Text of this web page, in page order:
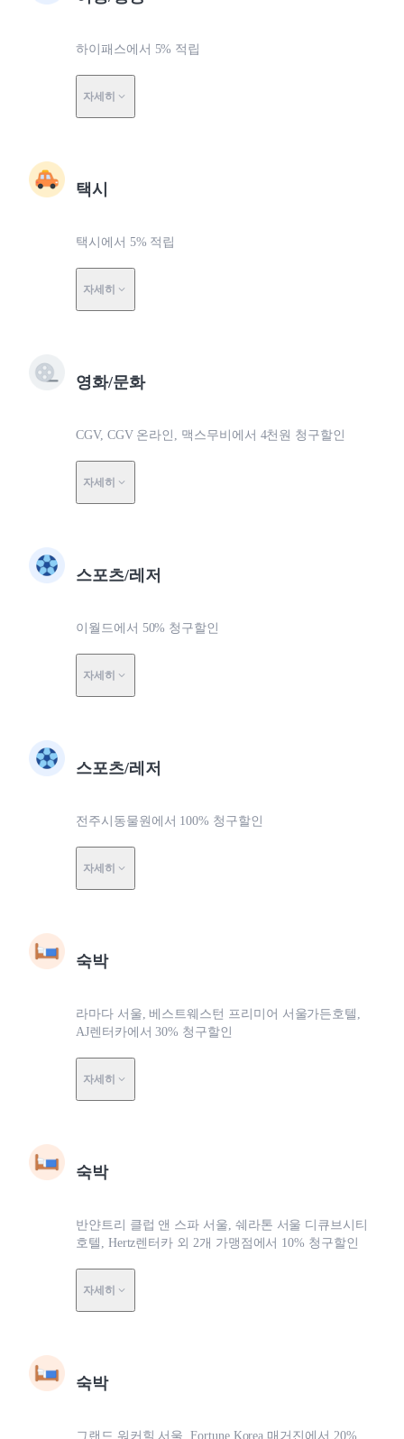
하이패스에서 5% 적립
자세히
택시
택시에서 5% 적립
자세히
영화/문화
CGV, CGV 온라인, 맥스무비에서 4천원 청구할인
자세히
스포츠/레저
이월드에서 50% 청구할인
자세히
스포츠/레저
전주시동물원에서 100% 청구할인
자세히
숙박
라마다 서울, 베스트웨스턴 프리미어 서울가든호텔,
AJ렌터카에서 30% 청구할인
자세히
숙박
반얀트리 클럽 앤 스파 서울, 쉐라톤 서울 디큐브시티
호텔, Hertz렌터카 외 2개 가맹점에서 10% 청구할인
자세히
숙박
그랜드 워커힐 서울, Fortune Korea 매거진에서 20%